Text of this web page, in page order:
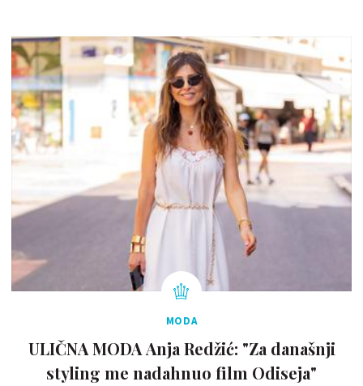
MODA
ULIČNA MODA Anja Redžić: "Za današnji
styling me nadahnuo film Odiseja"